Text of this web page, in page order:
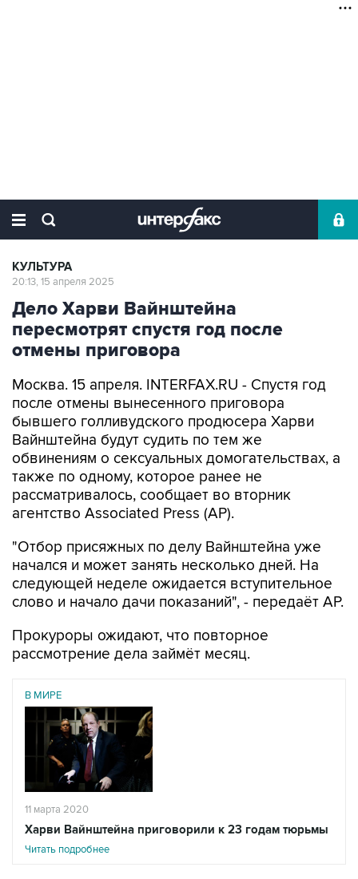
КУЛЬТУРА
20:13, 15 апреля 2025
Дело Харви Вайнштейна
пересмотрят спустя год после
отмены приговора
Москва. 15 апреля. INTERFAX.RU - Спустя год
после отмены вынесенного приговора
бывшего голливудского продюсера Харви
Вайнштейна будут судить по тем же
обвинениям о сексуальных домогательствах, а
также по одному, которое ранее не
рассматривалось, сообщает во вторник
агентство Associated Press (AP).
"Отбор присяжных по делу Вайнштейна уже
начался и может занять несколько дней. На
следующей неделе ожидается вступительное
слово и начало дачи показаний", - передаёт AP.
Прокуроры ожидают, что повторное
рассмотрение дела займёт месяц.
В МИРЕ
11 марта 2020
Харви Вайнштейна приговорили к 23 годам тюрьмы
Читать подробнее